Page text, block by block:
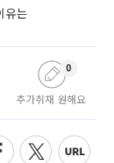
유는
추가취재 원해요
0